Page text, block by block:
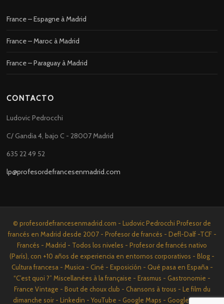
France – Espagne à Madrid
France – Maroc à Madrid
France – Paraguay à Madrid
CONTACTO
Ludovic Pedrocchi
C/ Gandia 4, bajo C - 28007 Madrid
635 22 49 52
lp@profesordefrancesenmadrid.com
© profesordefrancesenmadrid.com - Ludovic Pedrocchi Profesor de
francés en Madrid desde 2007 - Profesor de francés - Defl-Dalf -TCF -
Francés - Madrid - Todos los niveles - Profesor de francés nativo
(París), con +10 años de experiencia en entornos corporativos - Blog -
Cultura francesa - Musica - Ciné - Exposición - Qué pasa en España -
“C’est quoi ?” Miscellanées à la française - Erasmus - Gastronomie -
France Vintage - Bout de choux club - Chansons à trous - Le film du
dimanche soir - Linkedin - YouTube - Google Maps - Google News -